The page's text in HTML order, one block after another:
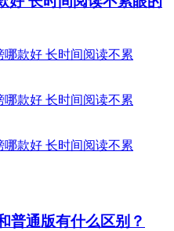
普通版有什么区别？